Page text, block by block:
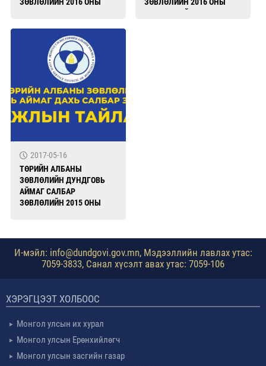
2017-05-16
ТӨРИЙН АЛБАНЫ
ЗӨВЛӨЛИЙН ДУНДГОВЬ
АЙМАГ САЛБАР
ЗӨВЛӨЛИЙН 2015 ОНЫ
И-мэйл: info@dundgovi.gov.mn, Мэдээллийн лавлах утас:
7059-3833, Санал хүсэлт авах утас: 7059-106
ХЭРЭГЦЭЭТ ХОЛБООС
Монгол улсын их хурал
Монгол улсын Ерөнхийлөгч
Монгол улсын засгийн газар